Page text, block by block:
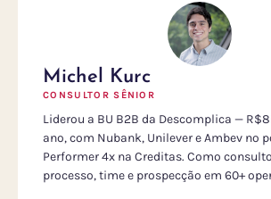
Michel Kurc
CONSULTOR SÊNIOR
Liderou a BU B2B da Descomplica —
ano, com Nubank, Unilever e Ambev no
Performer 4x na Creditas. Como
processo, time e prospecção em 60+